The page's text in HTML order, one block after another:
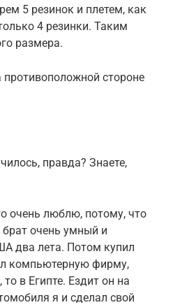
5 резинок и плетем, как
4 резинки. Таким
размера.
стороне
правда? Знаете,
очень люблю, потому, что
очень умный и
два лета. Потом купил
компьютерную фирму,
в Египте. Ездит он на
я и сделал свой